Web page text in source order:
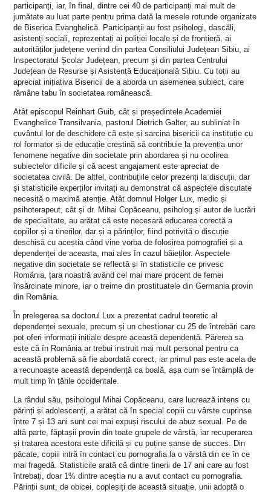
participanți, iar, în final, dintre cei 40 de participanți mai mult de
jumătate au luat parte pentru prima dată la mesele rotunde organizate
de Biserica Evanghelică. Participanții au fost psihologi, dascăli,
asistenți sociali, reprezentați ai poliției locale și de frontieră, ai
autorităților județene venind din partea Consiliului Județean Sibiu, ai
Inspectoratul Școlar Județean, precum și din partea Centrului
Județean de Resurse și Asistență Educațională Sibiu. Cu toții au
apreciat inițiativa Bisericii de a aborda un asemenea subiect, care
rămâne tabu în societatea românească.
Atât episcopul Reinhart Guib, cât și președintele Academiei
Evanghelice Transilvania, pastorul Dietrich Galter, au subliniat în
cuvântul lor de deschidere că este și sarcina bisericii ca instituție cu
rol formator și de educație creștină să contribuie la prevenția unor
fenomene negative din societate prin abordarea și nu ocolirea
subiectelor dificile și că acest angajament este apreciat de
societatea civilă. De altfel, contribuțiile celor prezenți la discuții, dar
și statisticile experților invitați au demonstrat că aspectele discutate
necesită o maximă atenție. Atât domnul Holger Lux, medic și
psihoterapeut, cât și dr. Mihai Copăceanu, psiholog și autor de lucrări
de specialitate, au arătat că este necesară educarea corectă a
copiilor și a tinerilor, dar și a părinților, fiind potrivită o discuție
deschisă cu aceștia când vine vorba de folosirea pornografiei și a
dependenței de aceasta, mai ales în cazul băieților. Aspectele
negative din societate se reflectă și în statisticile ce privesc
România, țara noastră având cel mai mare procent de femei
însărcinate minore, iar o treime din prostituatele din Germania provin
din România.
În prelegerea sa doctorul Lux a prezentat cadrul teoretic al
dependenței sexuale, precum și un chestionar cu 25 de întrebări care
pot oferi informații inițiale despre această dependență. Părerea sa
este că în România ar trebui instruit mai mult personal pentru ca
această problemă să fie abordată corect, iar primul pas este acela de
a recunoaște această dependență ca boală, așa cum se întâmplă de
mult timp în țările occidentale.
La rândul său, psihologul Mihai Copăceanu, care lucrează intens cu
părinți și adolescenți, a arătat că în special copiii cu vârste cuprinse
între 7 și 13 ani sunt cei mai expuși riscului de abuz sexual. Pe de
altă parte, făptașii provin din toate grupele de vârstă, iar recuperarea
și tratarea acestora este dificilă și cu puține șanse de succes. Din
păcate, copiii intră în contact cu pornografia la o vârstă din ce în ce
mai fragedă. Statisticile arată că dintre tinerii de 17 ani care au fost
întrebați, doar 1% dintre aceștia nu a avut contact cu pornografia.
Părinții sunt, de obicei, copleșiți de această situație, unii adoptă o